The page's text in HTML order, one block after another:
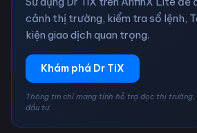
cảnh thị trường, kiểm tra sổ lệnh,
kiện giao dịch quan trọng.
Khám phá Dr TiX
Thông tin chỉ mang tính hỗ trợ đọc thị trường,
đầu tư.